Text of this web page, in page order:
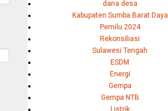
dana desa
Kabupaten Sumba Barat Daya
Pemilu 2024
Rekonsiliasi
Sulawesi Tengah
ESDM
Energi
Gempa
Gempa NTB
Listrik